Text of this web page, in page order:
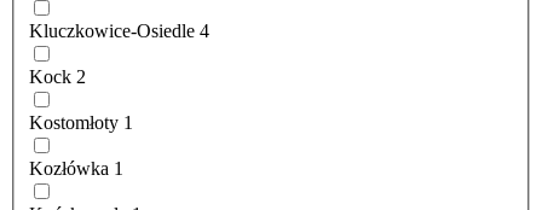
Kluczkowice-Osiedle 4
Kock 2
Kostomłoty 1
Kozłówka 1